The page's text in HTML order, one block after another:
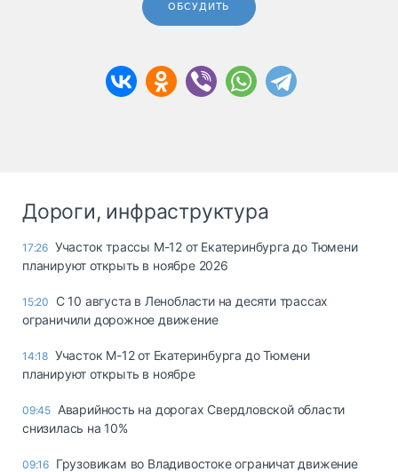
ОБСУДИТЬ
Дороги, инфраструктура
17:26 Участок трассы М-12 от Екатеринбурга до Тюмени
планируют открыть в ноябре 2026
15:20
С 10 августа в Ленобласти на десяти трассах
ограничили дорожное движение
14:18 Участок М-12 от Екатеринбурга до Тюмени
планируют открыть в ноябре
09:45 Аварийность на дорогах Свердловской области
снизилась на 10%
09:16 Грузовикам во Владивостоке ограничат движение